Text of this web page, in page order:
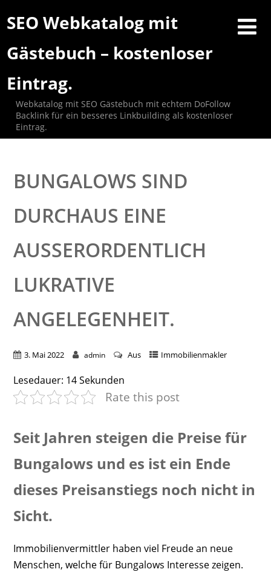
SEO Webkatalog mit
Gästebuch – kostenloser
Eintrag.
Webkatalog mit SEO Gästebuch mit echtem DoFollow
Backlink für ein besseres Linkbuilding als kostenloser
Eintrag.
BUNGALOWS SIND
DURCHAUS EINE
AUSSERORDENTLICH L
UKRATIVE A
NGELEGENHEIT.
3. Mai 2022 admin Aus Immobilienmakler
Lesedauer: 14Sekunden
Rate this post
Seit Jahren steigen die Preise für
Bungalows und es ist ein Ende
dieses Preisanstiegs noch nicht in
Sicht.
Immobilienvermittler haben viel Freude an neue
Menschen, welche für Bungalows Interesse zeigen.